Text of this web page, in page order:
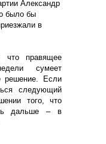
Александр
было бы
в
правящее
сумеет
решение. Если
следующий
того, что
дальше – в